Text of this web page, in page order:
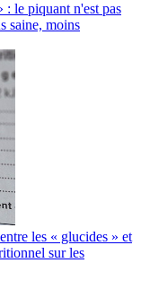
le piquant n'est pas
saine, moins
les « glucides » et
sur les